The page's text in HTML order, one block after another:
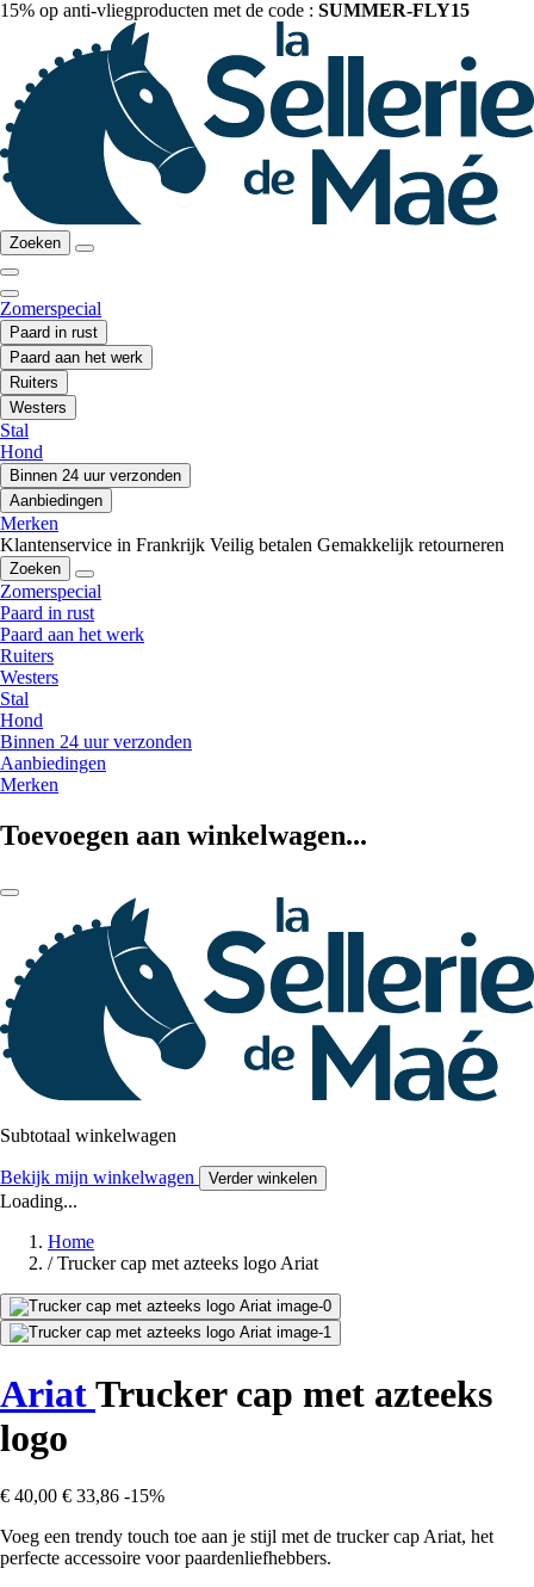
15% op anti-vliegproducten met de code : SUMMER-FLY15
Zoeken
Zomerspecial
Paard in rust
Paard aan het werk
Ruiters
Westers
Stal
Hond
Binnen 24 uur verzonden
Aanbiedingen
Merken
Klantenservice in Frankrijk Veilig betalen Gemakkelijk retourneren
Zoeken
Zomerspecial
Paard in rust
Paard aan het werk
Ruiters
Westers
Stal
Hond
Binnen 24 uur verzonden
Aanbiedingen
Merken
Toevoegen aan winkelwagen...
Subtotaal winkelwagen
Bekijk mijn winkelwagen Verder winkelen
Loading...
Home
/ Trucker cap met azteeks logo Ariat
AriatTrucker cap met azteeks
logo
€ 40,00 € 33,86 -15%
Voeg een trendy touch toe aan je stijl met de trucker cap Ariat, het
perfecte accessoire voor paardenliefhebbers.